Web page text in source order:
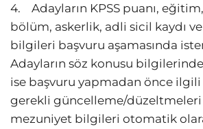
4. Adayların KPSS puanı,
bölüm, askerlik, adli sicil kaydı
bilgileri başvuru aşamasında
Adayların söz konusu
ise başvuru yapmadan önce
gerekli güncelleme/düzeltmeleri
mezuniyet bilgileri otomatik